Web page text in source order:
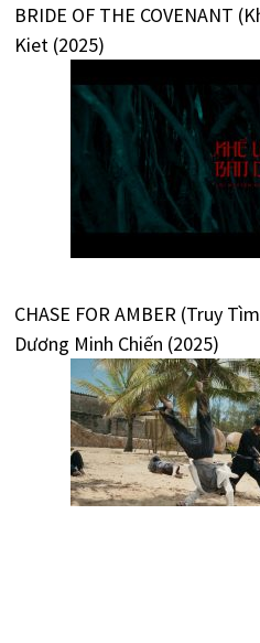
BRIDE OF THE COVENANT
Kiet (2025)
CHASE FOR AMBER (Truy
Dương Minh Chiến (2025)